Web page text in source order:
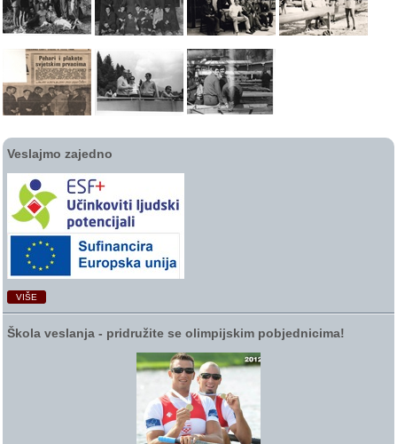
Veslajmo zajedno
VIŠE
Škola veslanja ‑ pridružite se olimpijskim pobjednicima!